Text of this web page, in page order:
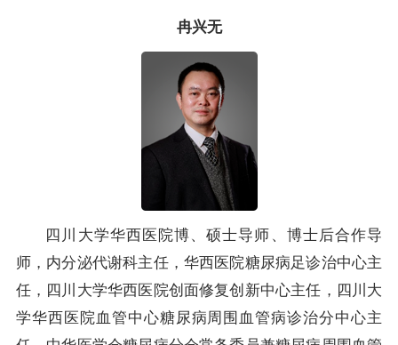
冉兴无
四川大学华西医院博、硕士导师、博士后合作导
师，内分泌代谢科主任，华西医院糖尿病足诊治中心主
任，四川大学华西医院创面修复创新中心主任，四川大
学华西医院血管中心糖尿病周围血管病诊治分中心主